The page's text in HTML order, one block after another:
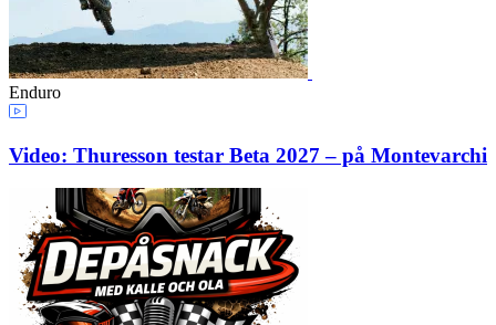
Enduro
Video: Thuresson testar Beta 2027 – på Montevarchi